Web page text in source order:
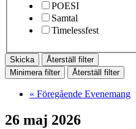
POESI
Samtal
Timelessfest
Återställ filter
Minimera filter
Återställ filter
« Föregående Evenemang
26 maj 2026